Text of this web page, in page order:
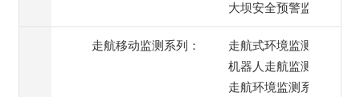
大坝安全预警监测
走航移动监测系列：
走航式环境监测系统
机器人走航监测系统
走航环境监测系统(出